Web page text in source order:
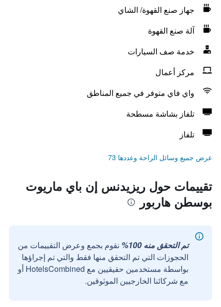
جهاز صنع القهوة/ الشاي
آلة صنع القهوة
خدمة صف السيارات
مركز أعمال
واي فاي متوفر في جميع المناطق
تلفاز بشاشة مسطحة
تلفاز
عرض جميع وسائل الراحة وعددها 73
تقييمات حول ريزيدنس إن باي ماريوت
بوسطن هاربور
تم التحقق منه 100%
نقوم بجمع وعرض التقييمات من
الحجوزات التي تم التحقق منها فقط والتي تم إجراؤها
بواسطة مستخدمين حقيقيين مع HotelsCombined أو
مع شركائنا الخارجيين الموثوقين.